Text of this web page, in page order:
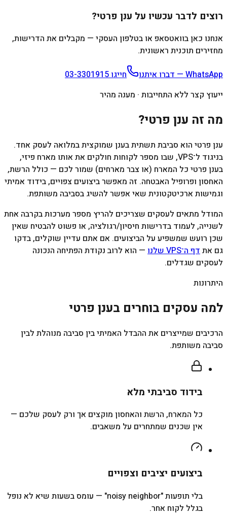
רוצים לדבר עכשיו על ענן פרטי?
אנחנו כאן בוואטסאפ או בטלפון העסקי — מקבלים את הדרישות,
מחזירים תוכנית ראשונית.
WhatsApp — דברו איתנו
חייגו03-3301915
ייעוץ קצר ללא התחייבות · מענה מהיר
מה זה ענן פרטי?
ענן פרטי הוא סביבת תשתית בענן שמוקצית במלואה לעסק אחד.
בניגוד ל־VPS, שבו מספר לקוחות חולקים את אותו מארח פיזי,
בענן פרטי כל המארח (או צבר מארחים) שמור לכם — כולל הרשת,
האחסון ופרופיל האבטחה. זה מאפשר ביצועים צפויים, בידוד אמיתי
וגמישות ארכיטקטונית שאי אפשר להשיג בסביבה משותפת.
המודל מתאים לעסקים שצריכים להריץ מספר מערכות בקרבה אחת
לשנייה, לעמוד בדרישות חיסיון/רגולציה, או פשוט להבטיח שאין
שכן רועש שמשפיע על הביצועים. אם אתם עדיין שוקלים, בדקו
גם אתדף ה־VPS שלנו
— הוא לרוב נקודת הפתיחה הנכונה
לעסקים שגדלים.
היתרונות
למה עסקים בוחרים בענן פרטי
הרכיבים שמייצרים את ההבדל האמיתי בין סביבה מנוהלת לבין
סביבה משותפת.
בידוד סביבתי מלא
כל המארח, הרשת והאחסון מוקצים אך ורק לעסק שלכם —
אין שכנים שמתחרים על משאבים.
ביצועים יציבים וצפויים
בלי תופעות "noisy neighbor" — עומס בשעות שיא לא נופל
בגלל לקוח אחר.